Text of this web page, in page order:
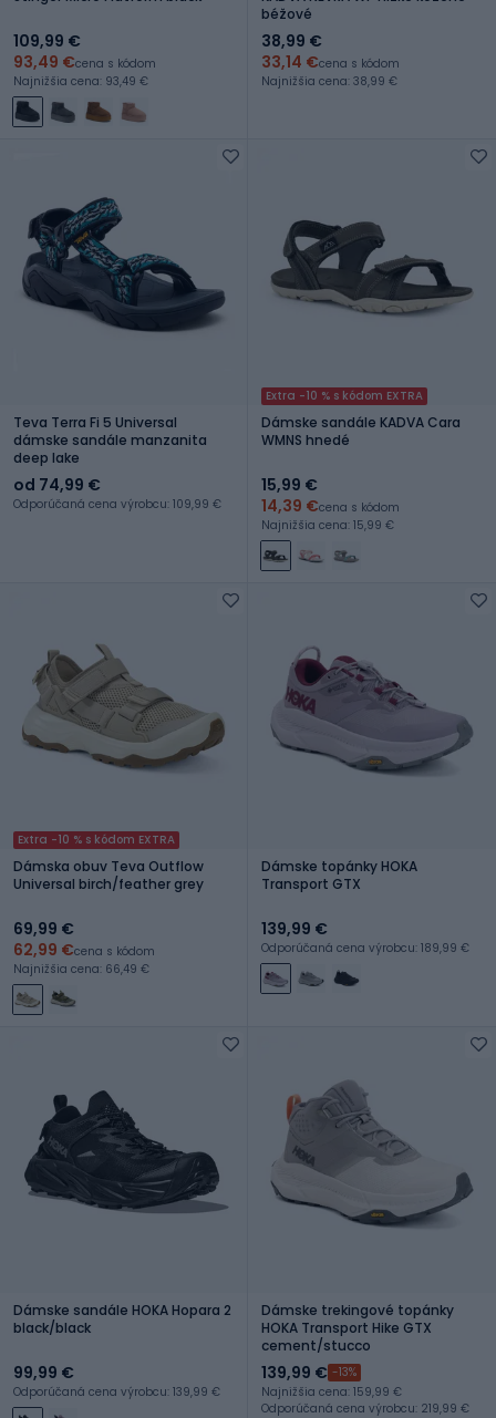
109,99 €
93,49 €cena s kódom
Najnižšia cena: 93,49 €
béžové
38,99 €
33,14 €cena s kódom
Najnižšia cena: 38,99 €
Teva Terra Fi 5 Universal
dámske sandále manzanita
deep lake
od 74,99 €
Odporúčaná cena výrobcu: 109,99 €
Extra -10 % s kódom EXTRA
Dámske sandále KADVA Cara
WMNS hnedé
15,99 €
14,39 €cena s kódom
Najnižšia cena: 15,99 €
Extra -10 % s kódom EXTRA
Dámska obuv Teva Outflow
Universal birch/feather grey
69,99 €
62,99 €cena s kódom
Najnižšia cena: 66,49 €
Dámske topánky HOKA
Transport GTX
139,99 €
Odporúčaná cena výrobcu: 189,99 €
Dámske sandále HOKA Hopara 2
black/black
99,99 €
Odporúčaná cena výrobcu: 139,99 €
Dámske trekingové topánky
HOKA Transport Hike GTX
cement/stucco
139,99 € -13%
Najnižšia cena: 159,99 €
Odporúčaná cena výrobcu: 219,99 €